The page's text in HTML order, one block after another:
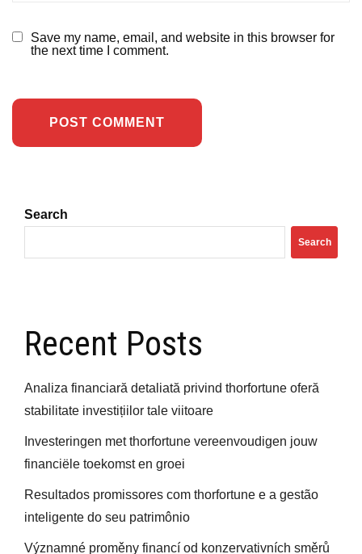
Save my name, email, and website in this browser for
the next time I comment.
Search
Search
Recent Posts
Analiza financiară detaliată privind thorfortune oferă
stabilitate investițiilor tale viitoare
Investeringen met thorfortune vereenvoudigen jouw
financiële toekomst en groei
Resultados promissores com thorfortune e a gestão
inteligente do seu patrimônio
Významné proměny financí od konzervativních směrů